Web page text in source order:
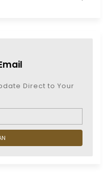
Direct to Your